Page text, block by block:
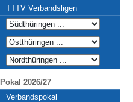
TTTV Verbandsligen
Pokal 2026/27
Verbandspokal